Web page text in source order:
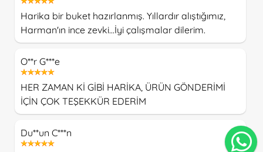
Harika bir buket hazırlanmış. Yıllardır alıştığımız,
Harman'ın ince zevki...İyi çalışmalar dilerim.
O**r G***e
HER ZAMAN Kİ GİBİ HARİKA, ÜRÜN GÖNDERİMİ
İÇİN ÇOK TEŞEKKÜR EDERİM
Du**un C***n